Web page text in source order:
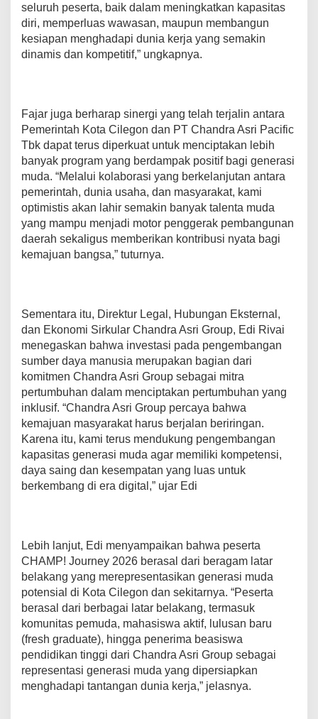
seluruh peserta, baik dalam meningkatkan kapasitas
diri, memperluas wawasan, maupun membangun
kesiapan menghadapi dunia kerja yang semakin
dinamis dan kompetitif,” ungkapnya.
Fajar juga berharap sinergi yang telah terjalin antara
Pemerintah Kota Cilegon dan PT Chandra Asri Pacific
Tbk dapat terus diperkuat untuk menciptakan lebih
banyak program yang berdampak positif bagi generasi
muda. “Melalui kolaborasi yang berkelanjutan antara
pemerintah, dunia usaha, dan masyarakat, kami
optimistis akan lahir semakin banyak talenta muda
yang mampu menjadi motor penggerak pembangunan
daerah sekaligus memberikan kontribusi nyata bagi
kemajuan bangsa,” tuturnya.
Sementara itu, Direktur Legal, Hubungan Eksternal,
dan Ekonomi Sirkular Chandra Asri Group, Edi Rivai
menegaskan bahwa investasi pada pengembangan
sumber daya manusia merupakan bagian dari
komitmen Chandra Asri Group sebagai mitra
pertumbuhan dalam menciptakan pertumbuhan yang
inklusif. “Chandra Asri Group percaya bahwa
kemajuan masyarakat harus berjalan beriringan.
Karena itu, kami terus mendukung pengembangan
kapasitas generasi muda agar memiliki kompetensi,
daya saing dan kesempatan yang luas untuk
berkembang di era digital,” ujar Edi
Lebih lanjut, Edi menyampaikan bahwa peserta
CHAMP! Journey 2026 berasal dari beragam latar
belakang yang merepresentasikan generasi muda
potensial di Kota Cilegon dan sekitarnya. “Peserta
berasal dari berbagai latar belakang, termasuk
komunitas pemuda, mahasiswa aktif, lulusan baru
(fresh graduate), hingga penerima beasiswa
pendidikan tinggi dari Chandra Asri Group sebagai
representasi generasi muda yang dipersiapkan
menghadapi tantangan dunia kerja,” jelasnya.